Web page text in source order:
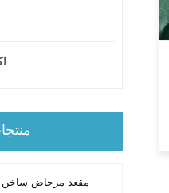
مقعد مرحاض ساخن